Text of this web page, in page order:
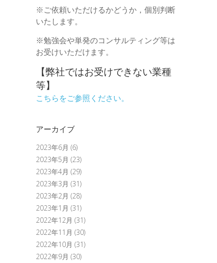
※ご依頼いただけるかどうか，個別判断
いたします。
※勉強会や単発のコンサルティング等は
お受けいただけます。
【弊社ではお受けできない業種
等】
こちらをご参照ください。
アーカイブ
2023年6月 (6)
2023年5月 (23)
2023年4月 (29)
2023年3月 (31)
2023年2月 (28)
2023年1月 (31)
2022年12月 (31)
2022年11月 (30)
2022年10月 (31)
2022年9月 (30)